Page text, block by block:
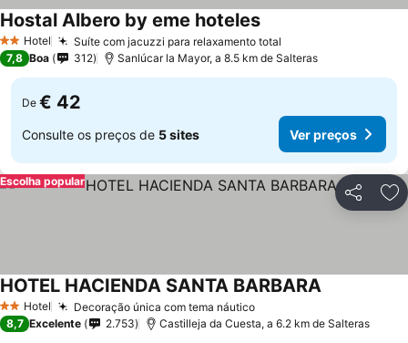
2 Estrelas
Hotel Suíte com jacuzzi para relaxamento total
Hostal Albero by eme hotelesVer preços
7,8 Boa 312 Sanlúcar la Mayor, a 8.5 km de Salteras
De € 42
Consulte os preços de 5 sites Ver preços
Partilhar
Escolha popular
2 Estrelas
Hotel Decoração única com tema náuticoVer preços
HOTEL HACIENDA SANTA BARBARAVer preços
8,7 Excelente 2.753 Castilleja da Cuesta, a 6.2 km de Salteras